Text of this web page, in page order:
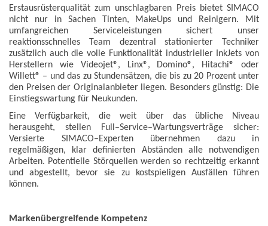
Erstausrüsterqualität zum unschlagbaren Preis bietet SIMACO
nicht nur in Sachen Tinten, MakeUps und Reinigern. Mit
umfangreichen Serviceleistungen sichert unser
reaktionsschnelles Team dezentral stationierter Techniker
zusätzlich auch die volle Funktionalität industrieller InkJets von
Herstellern wie Videojet®, Linx®, Domino®, Hitachi® oder
Willett® – und das zu Stundensätzen, die bis zu 20 Prozent unter
den Preisen der Originalanbieter liegen. Besonders günstig: Die
Einstiegswartung für Neukunden.
Eine Verfügbarkeit, die weit über das übliche Niveau
herausgeht, stellen Full–Service–Wartungsverträge sicher:
Versierte SIMACO–Experten übernehmen dazu in
regelmäßigen, klar definierten Abständen alle notwendigen
Arbeiten. Potentielle Störquellen werden so rechtzeitig erkannt
und abgestellt, bevor sie zu kostspieligen Ausfällen führen
können.
Markenübergreifende Kompetenz